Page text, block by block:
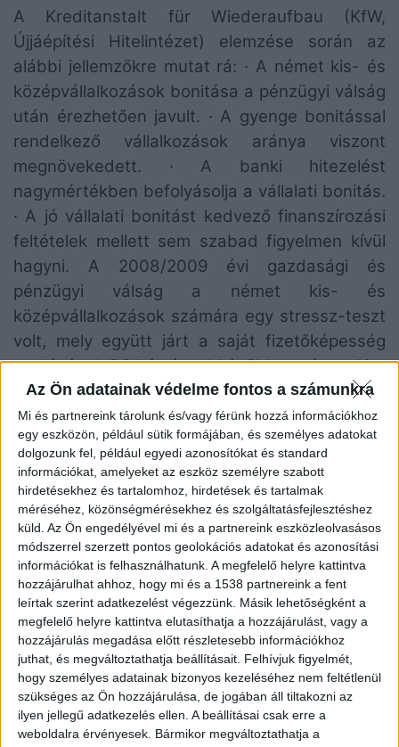
Az Ön adatainak védelme fontos a számunkra
Mi és partnereink tárolunk és/vagy férünk hozzá információkhoz
egy eszközön, például sütik formájában, és személyes adatokat
dolgozunk fel, például egyedi azonosítókat és standard
információkat, amelyeket az eszköz személyre szabott
hirdetésekhez és tartalomhoz, hirdetések és tartalmak
méréséhez, közönségmérésekhez és szolgáltatásfejlesztéshez
küld. Az Ön engedélyével mi és a partnereink eszközleolvasásos
módszerrel szerzett pontos geolokációs adatokat és azonosítási
információkat is felhasználhatunk. A megfelelő helyre kattintva
hozzájárulhat ahhoz, hogy mi és a 1538 partnereink a fent
leírtak szerint adatkezelést végezzünk. Másik lehetőségként a
megfelelő helyre kattintva elutasíthatja a hozzájárulást, vagy a
hozzájárulás megadása előtt részletesebb információkhoz
juthat, és megváltoztathatja beállításait. Felhívjuk figyelmét,
hogy személyes adatainak bizonyos kezeléséhez nem feltétlenül
szükséges az Ön hozzájárulása, de jogában áll tiltakozni az
ilyen jellegű adatkezelés ellen. A beállításai csak erre a
weboldalra érvényesek. Bármikor megváltoztathatja a
A Kreditanstalt für Wiederaufbau (KfW,
Újjáépítési Hitelintézet) elemzése során az
alábbi jellemzőkre mutat rá: · A német kis- és
középvállalkozások bonitása a pénzügyi válság
után érezhetően javult. · A gyenge bonitással
rendelkező vállalkozások aránya viszont
megnövekedett. · A banki hitezelést
nagymértékben befolyásolja a vállalati bonitás.
· A jó vállalati bonitást kedvező finanszírozási
feltételek mellett sem szabad figyelmen kívül
hagyni. A 2008/2009 évi gazdasági és
pénzügyi válság a német kis- és
középvállalkozások számára egy stressz-teszt
volt, mely együtt járt a saját fizetőképesség
romlásával. Bő hét évvel később a német kis-
és középvállalkozások bonitása érezhetően
javult és sokkal ellenállóbb egy újabb
válsághelyzettel szemben. Elsősorban a
nagyobb, minimum 50 fő alkalmazottat
foglalkoztató KKV-knak sikerült a válságot
követő években a gazdasági fellendülést
meglovagolni és a bonitásukon jelentősen
javítani. A kiváló vagy nagyon jó minősítésű
bonitással rendelkező vállalkozások aránya
ebben a szegmensben 2009. és 2014. között
7,5%-kal nőtt.A KKV-k jelentős része arra
használta a válság utáni jó éveket, hogy
megnövelje a saját tőkéjét és javítsa a
likviditását. Ezáltal ellenállóbbá váltak és
erősödött a bonitásuk. Ha iparágak szerint